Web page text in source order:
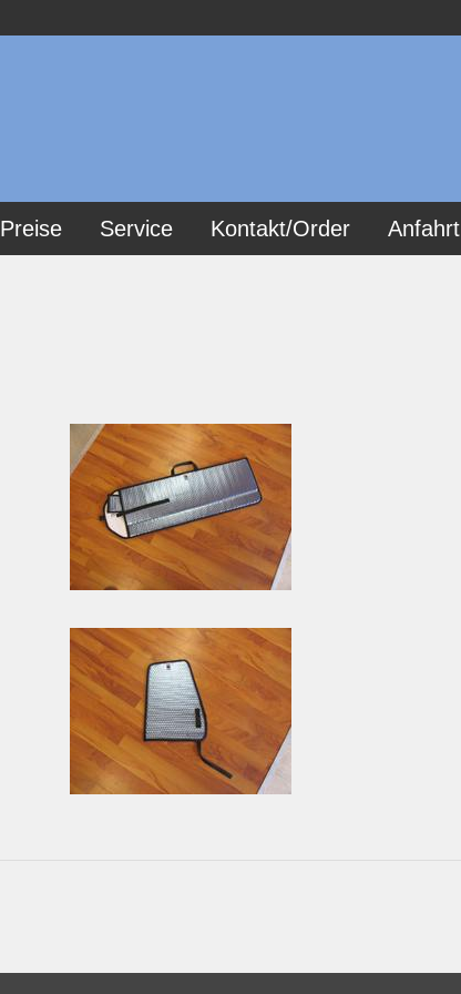
Preise Service Kontakt/Order Anfahrt